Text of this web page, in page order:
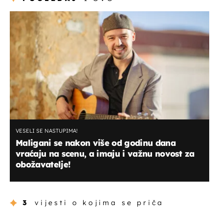
VESELI SE NASTUPIMA!
Maligani se nakon više od godinu dana
vraćaju na scenu, a imaju i važnu novost za
obožavatelje!
3 vijesti o kojima se priča